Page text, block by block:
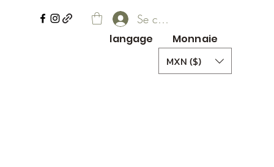
langage Monnaie
MXN ($)
Se connecter